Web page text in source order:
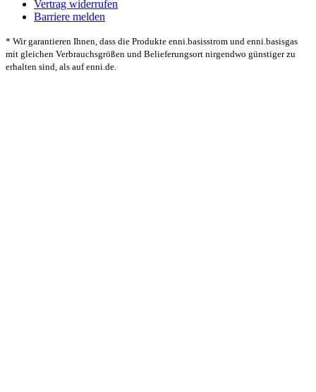
Vertrag widerrufen
Barriere melden
* Wir garantieren Ihnen, dass die Produkte enni.basisstrom und enni.basisgas
mit gleichen Verbrauchsgrößen und Belieferungsort nirgendwo günstiger zu
erhalten sind, als auf enni.de.